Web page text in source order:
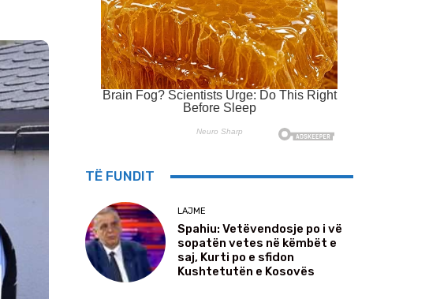
TË FUNDIT
LAJME
Spahiu: Vetëvendosje po i vë
sopatën vetes në këmbët e
saj, Kurti po e sfidon
Kushtetutën e Kosovës